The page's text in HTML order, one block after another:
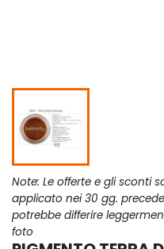
Note: Le offerte e gli sconti
applicato nei 30 gg.
potrebbe differire
foto